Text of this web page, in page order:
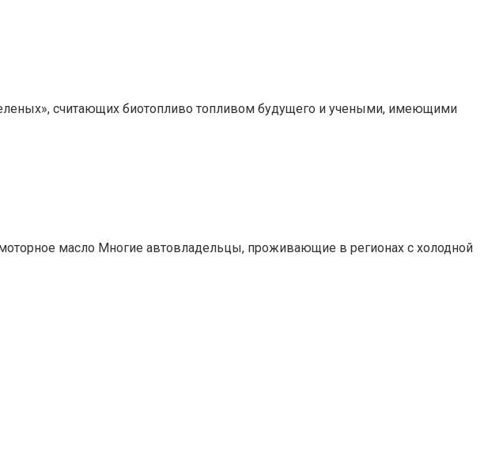
считающих биотопливо топливом будущего и учеными, имеющими
масло Многие автовладельцы, проживающие в регионах с холодной